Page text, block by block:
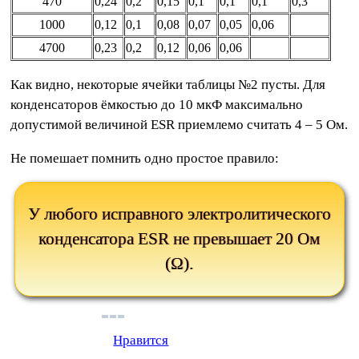
1000
0,12 0,1 0,08 0,07 0,05
0,06
4700
0,23 0,2 0,12 0,06 0,06
Как видно, некоторые ячейки таблицы №2 пусты. Для
конденсаторов ёмкостью до 10 мкФ максимально
допустимой величиной ESR приемлемо считать 4 – 5 Ом.
Не помешает помнить одно простое правило:
У любого исправного электролитического
конденсатора ESR не превышает 20 Ом
(Ω).
Нравится